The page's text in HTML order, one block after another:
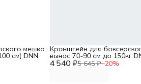
мешка
см) DNN
4 540 ₽5 645 ₽−20%
Кронштейн для
вынос 70-90 см до 150кг